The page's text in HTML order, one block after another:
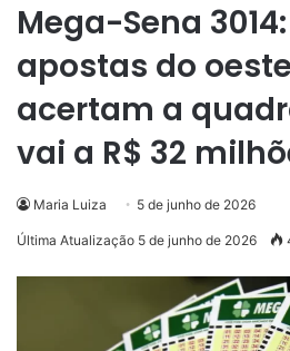
Mega-Sena
apostas do
acertam a
vai a R$ 32
Maria Luiza 5 de junho de 2026
Última Atualização 5 de junho de 2026